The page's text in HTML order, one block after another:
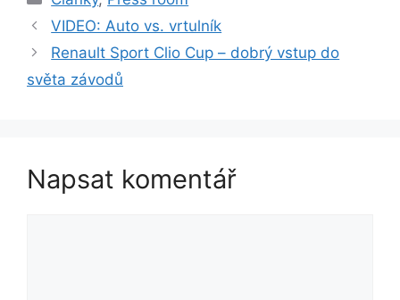
VIDEO: Auto vs. vrtulník
Renault Sport Clio Cup – dobrý vstup do
světa závodů
Napsat komentář